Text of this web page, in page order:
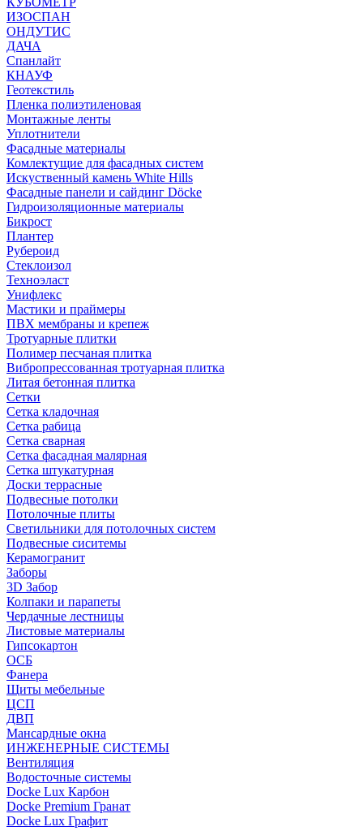
ИЗОСПАН
ОНДУТИС
ДАЧА
Спанлайт
КНАУФ
Геотекстиль
Пленка полиэтиленовая
Монтажные ленты
Уплотнители
Фасадные материалы
Комлектущие для фасадных систем
Искуственный камень White Hills
Фасадные панели и сайдинг Döcke
Гидроизоляционные материалы
Бикрост
Плантер
Рубероид
Стеклоизол
Техноэласт
Унифлекс
Мастики и праймеры
ПВХ мембраны и крепеж
Тротуарные плитки
Полимер песчаная плитка
Вибропрессованная тротуарная плитка
Литая бетонная плитка
Сетки
Сетка кладочная
Сетка рабица
Сетка сварная
Сетка фасадная малярная
Сетка штукатурная
Доски террасные
Подвесные потолки
Потолочные плиты
Светильники для потолочных систем
Подвесные сиситемы
Керамогранит
Заборы
3D Забор
Колпаки и парапеты
Чердачные лестницы
Листовые материалы
Гипсокартон
ОСБ
Фанера
Щиты мебельные
ЦСП
ДВП
Мансардные окна
ИНЖЕНЕРНЫЕ СИСТЕМЫ
Вентиляция
Водосточные системы
Docke Lux Карбон
Docke Premium Гранат
Docke Lux Графит